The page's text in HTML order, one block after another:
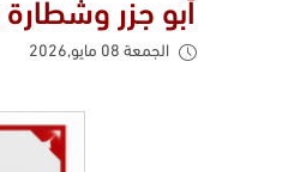
أبو جزر وشطارة
الجمعة 08 مايو,2026